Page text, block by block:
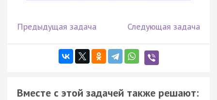
Предыдущая задача Следующая задача
Вместе с этой задачей также решают: